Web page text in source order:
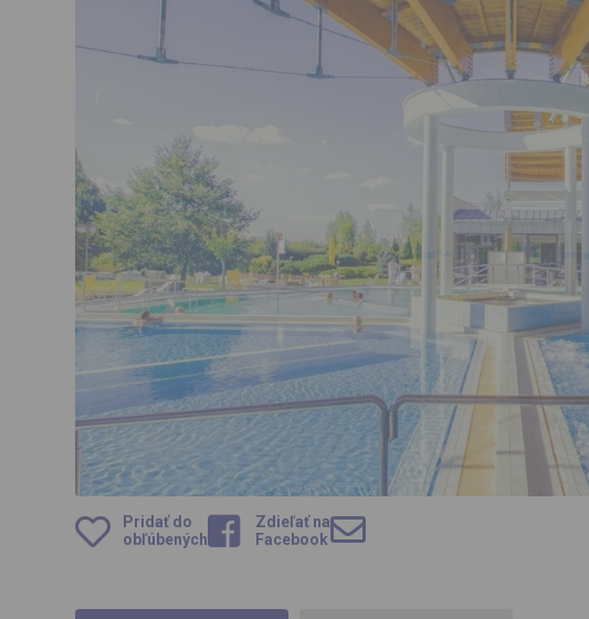
Pridať do
obľúbených
Zdieľať na
Facebook